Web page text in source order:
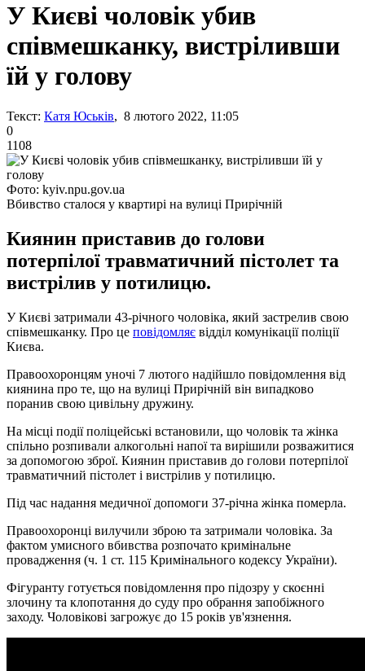
У Києві чоловік убив
співмешканку, вистріливши
їй у голову
Текст: Катя Юськів, 8 лютого 2022, 11:05
0
1108
Фото: kyiv.npu.gov.ua
Вбивство сталося у квартирі на вулиці Прирічній
Киянин приставив до голови
потерпілої травматичний пістолет та
вистрілив у потилицю.
У Києві затримали 43-річного чоловіка, який застрелив свою
співмешканку. Про це повідомляє відділ комунікації поліції
Києва.
Правоохоронцям уночі 7 лютого надійшло повідомлення від
киянина про те, що на вулиці Прирічній він випадково
поранив свою цивільну дружину.
На місці події поліцейські встановили, що чоловік та жінка
спільно розпивали алкогольні напої та вирішили розважитися
за допомогою зброї. Киянин приставив до голови потерпілої
травматичний пістолет і вистрілив у потилицю.
Під час надання медичної допомоги 37-річна жінка померла.
Правоохоронці вилучили зброю та затримали чоловіка. За
фактом умисного вбивства розпочато кримінальне
провадження (ч. 1 ст. 115 Кримінального кодексу України).
Фігуранту готується повідомлення про підозру у скоєнні
злочину та клопотання до суду про обрання запобіжного
заходу. Чоловікові загрожує до 15 років ув'язнення.